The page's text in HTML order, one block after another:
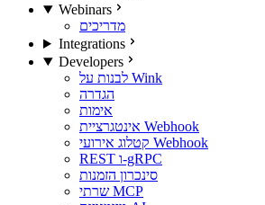
Webinars
מדריכים
Integrations
Developers
לבנות על Wink
הגדרה
אימות
אינטגרציית Webhook
קטלוג אירועי Webhook
REST ו-gRPC
סינכרון הזמנות
שרתי MCP